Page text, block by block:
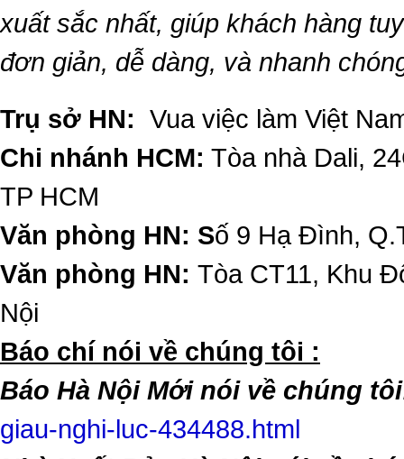
xuất sắc nhất, giúp khách hàng
đơn giản, dễ dàng, và nhanh
Trụ sở HN: Vua việc làm Việt
Chi nhánh HCM: Tòa nhà Dali,
TP HCM
Văn phòng HN: Số 9 Hạ Đình,
Văn phòng HN: Tòa CT11, Khu
Nội
​Báo chí nói về chúng tôi :
Báo Hà Nội Mới nói về chúng
giau-nghi-luc-434488.html